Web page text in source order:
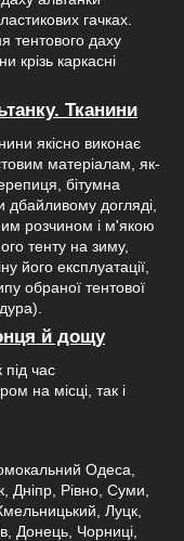
гачках.
тентового даху
крізь каркасні
Тканини
якісно виконає
матеріалам, як-
бітумна
догляді,
розчином і м'якою
тенту на зиму,
його експлуатації,
обраної тентової
й дощу
час
на місці, так і
Одеса,
Дніпр, Рівно, Суми,
Луцк,
Донець, Чорниці,